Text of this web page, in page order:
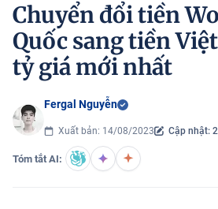
Chuyển đổi tiền
Quốc sang tiền
tỷ giá mới nhất
Fergal Nguyễn
Xuất bản: 14/08/2023 Cập nhật:
Tóm tắt AI: